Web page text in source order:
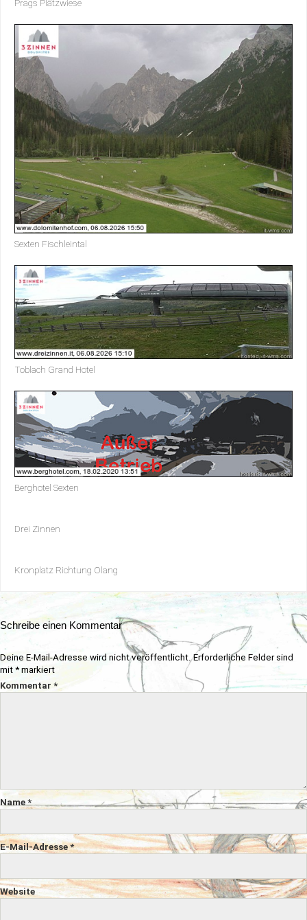
Prags Plätzwiese
Sexten Fischleintal
Toblach Grand Hotel
Berghotel Sexten
Drei Zinnen
Kronplatz Richtung Olang
Schreibe einen Kommentar
Deine E-Mail-Adresse wird nicht veröffentlicht. Erforderliche Felder sind
mit *markiert
Kommentar *
Name *
E-Mail-Adresse *
Website